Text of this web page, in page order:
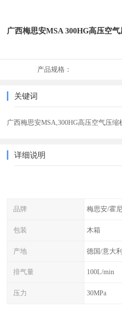
广西梅思安MSA 300HG高压空
产品规格：
关键词
广西梅思安MSA,300HG高压空气压缩
详细说明
品牌 梅思安/霍
包装 木箱
产地 德国/意大利
排气量 100L/min
压力 30MPa